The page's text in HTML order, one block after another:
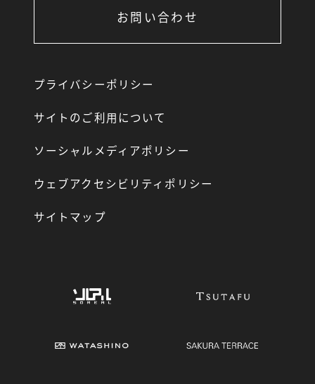
お問い合わせ
プライバシーポリシー
サイトのご利用について
ソーシャルメディアポリシー
ウェブアクセシビリティポリシー
サイトマップ